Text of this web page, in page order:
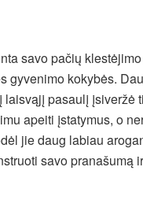
savo pačių
gyvenimo kokybės.
laisvąjį pasaulį įsiveržė
apeiti įstatymus, o
jie daug labiau
savo pranašumą ir